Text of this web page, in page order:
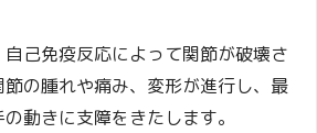
己免疫反応によって関節が破壊さ
の腫れや痛み、変形が進行し、最
動きに支障をきたします。